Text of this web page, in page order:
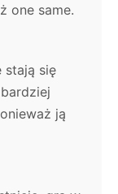
one same.
stają się
ją